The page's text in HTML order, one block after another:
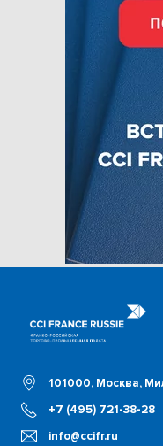
101000, Москва,
+7 (495) 721-38-28
info@ccifr.ru